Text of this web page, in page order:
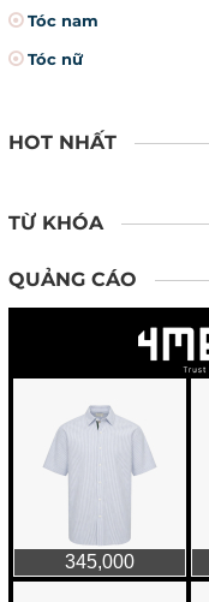
Tóc nam
Tóc nữ
HOT NHẤT
TỪ KHÓA
QUẢNG CÁO